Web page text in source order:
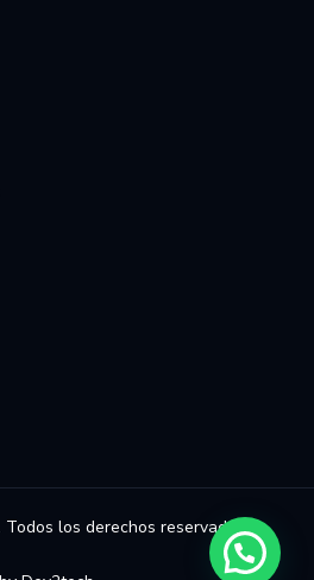
los derechos reservados.